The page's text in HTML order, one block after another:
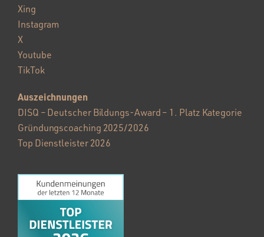
Xing
Instagram
X
Youtube
TikTok
Auszeichnungen
DISQ – Deutscher Bildungs-Award – 1. Platz Kategorie
Gründungscoaching 2025/2026
Top Dienstleister 2026